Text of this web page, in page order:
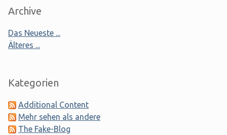
Archive
Das Neueste ...
Älteres ...
Kategorien
Additional Content
Mehr sehen als andere
The Fake-Blog